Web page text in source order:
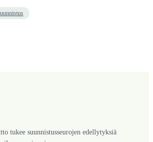
tukee suunnistusseurojen edellytyksiä